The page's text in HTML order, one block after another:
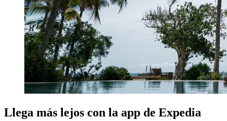
Llega más lejos con la app de Expedia